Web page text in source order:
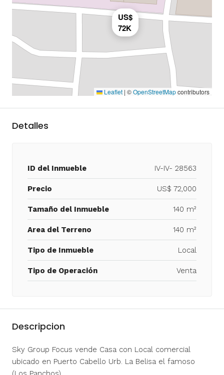
US$
72K
Leaflet | ©OpenStreetMapcontributors
Detalles
ID del Inmueble IV-IV- 28563
Precio US$ 72,000
Tamaño del Inmueble 140 m²
Area del Terreno 140 m²
Tipo de Inmueble Local
Tipo de Operación Venta
Descripcion
Sky Group Focus vende Casa con Local comercial
ubicado en Puerto Cabello Urb. La Belisa el famoso